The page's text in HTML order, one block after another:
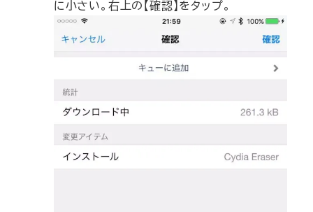
に小さい。右上の【確認】をタップ。